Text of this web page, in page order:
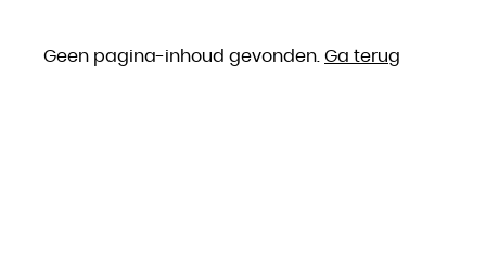
Geen pagina-inhoud gevonden. Ga terug